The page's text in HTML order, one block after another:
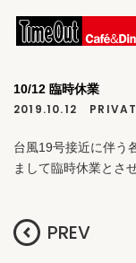
10/12 臨時休業
2019.10.12
台風19号接近に伴う
まして臨時休業とさ